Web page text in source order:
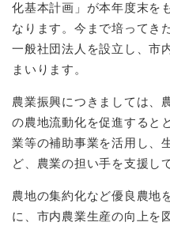
化基本計画」が本年度末を
なります。今まで培ってき
一般社団法人を設立し、市
まいります。
農業振興につきましては、
の農地流動化を促進すると
業等の補助事業を活用し、
ど、農業の担い手を支援し
農地の集約化など優良農地
に、市内農業生産の向上を